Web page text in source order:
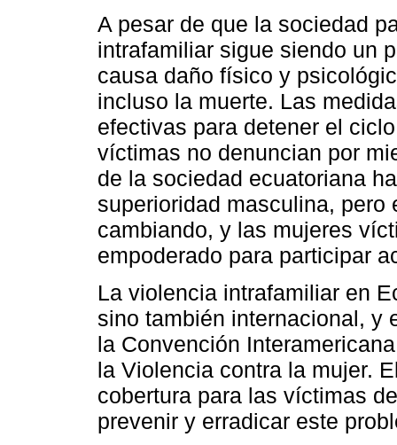
A pesar de que la sociedad
intrafamiliar sigue siendo un
causa daño físico y
incluso la muerte. Las
efectivas para detener el
víctimas no denuncian por
de la sociedad ecuatoriana
superioridad masculina,
cambiando, y las mujeres
empoderado para participar
La violencia intrafamiliar en
sino también internacional, y
la Convención
la Violencia contra la mujer.
cobertura para las víctimas
prevenir y erradicar este